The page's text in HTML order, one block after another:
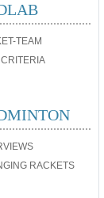
TEAM
RACKETS